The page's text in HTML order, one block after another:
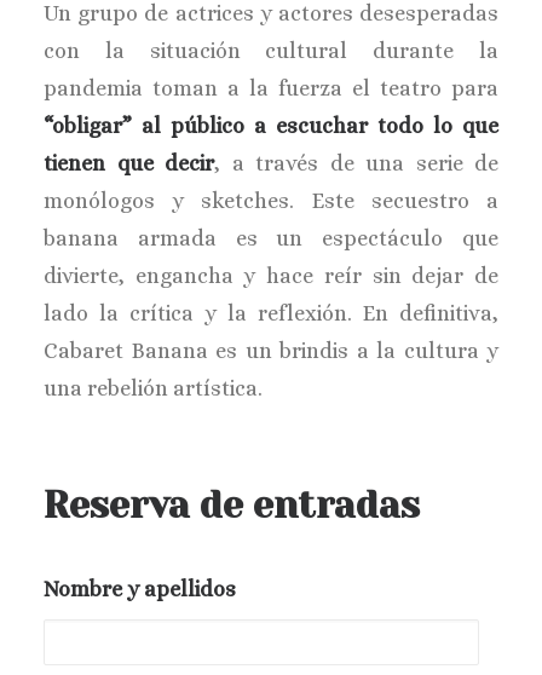
Un grupo de actrices y actores desesperadas
con la situación cultural durante la
pandemia toman a la fuerza el teatro para
“obligar” al público a escuchar todo lo que
tienen que decir, a través de una serie de
monólogos y sketches. Este secuestro a
banana armada es un espectáculo que
divierte, engancha y hace reír sin dejar de
lado la crítica y la reflexión. En definitiva,
Cabaret Banana es un brindis a la cultura y
una rebelión artística.
Reserva de entradas
Nombre y apellidos